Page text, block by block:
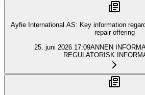
Ayfie International AS: Key information
repair offering
25. juni 2026 17:09ANNEN
REGULATORISK